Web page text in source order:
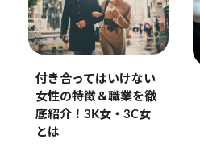
付き合ってはいけない
女性の特徴＆職業を徹
底紹介！3K女・3C女
とは